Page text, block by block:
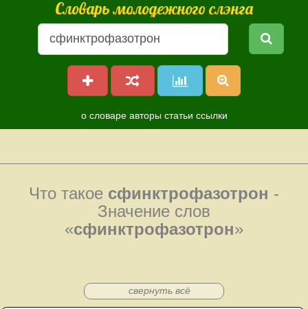
Словарь молодежного слэнга
о словаре авторы статьи ссылки
Что такое сфинктрофазотрон -
Значение слов
«сфинктрофазотрон»
свернуть всё